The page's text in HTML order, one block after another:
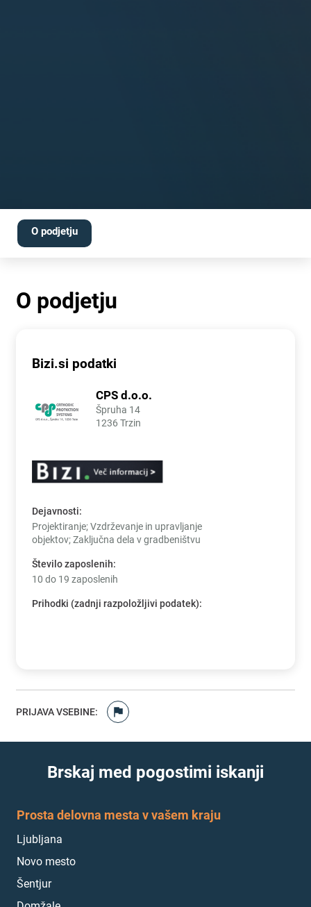
O podjetju
O podjetju
Bizi.si podatki
CPS d.o.o.
Špruha 14
1236 Trzin
Dejavnosti:
Projektiranje; Vzdrževanje in upravljanje
objektov; Zaključna dela v gradbeništvu
Število zaposlenih:
10 do 19 zaposlenih
Prihodki (zadnji razpoložljivi podatek):
PRIJAVA VSEBINE:
Brskaj med pogostimi iskanji
Prosta delovna mesta v vašem kraju
Ljubljana
Novo mesto
Šentjur